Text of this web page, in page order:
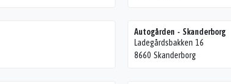
Autogården - Skanderborg
Ladegårdsbakken 16
8660 Skanderborg